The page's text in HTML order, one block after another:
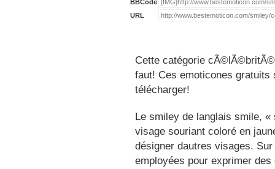
BBCode
URL
Cette catégorie
faut! Ces emoticones
télécharger!
Le smiley de langlais smile,
visage souriant coloré en
désigner dautres visages.
employées pour exprimer